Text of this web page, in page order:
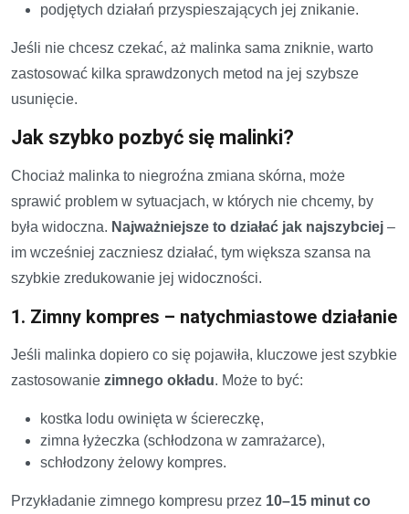
podjętych działań przyspieszających jej znikanie.
Jeśli nie chcesz czekać, aż malinka sama zniknie, warto
zastosować kilka sprawdzonych metod na jej szybsze
usunięcie.
Jak szybko pozbyć się malinki?
Chociaż malinka to niegroźna zmiana skórna, może
sprawić problem w sytuacjach, w których nie chcemy, by
była widoczna. Najważniejsze to działać jak najszybciej –
im wcześniej zaczniesz działać, tym większa szansa na
szybkie zredukowanie jej widoczności.
1. Zimny kompres – natychmiastowe działanie
Jeśli malinka dopiero co się pojawiła, kluczowe jest szybkie
zastosowanie zimnego okładu. Może to być:
kostka lodu owinięta w ściereczkę,
zimna łyżeczka (schłodzona w zamrażarce),
schłodzony żelowy kompres.
Przykładanie zimnego kompresu przez 10–15 minut co